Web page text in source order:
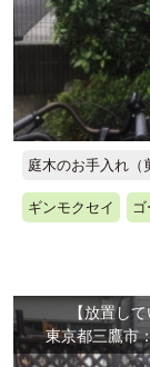
庭木のお手入れ（
ギンモクセイ
【放置して
東京都三鷹市